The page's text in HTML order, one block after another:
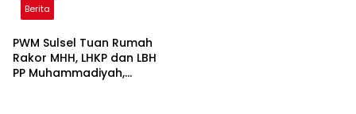
Berita
PWM Sulsel Tuan Rumah
Rakor MHH, LHKP dan LBH
PP Muhammadiyah,